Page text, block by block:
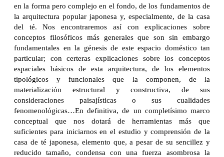
en la forma pero complejo en el fondo, de los fundamentos de
la arquitectura popular japonesa y, especialmente, de la casa
del té. Nos encontraremos así con explicaciones sobre
conceptos filosóficos más generales que son sin embargo
fundamentales en la génesis de este espacio doméstico tan
particular; con certeras explicaciones sobre los conceptos
espaciales básicos de esta arquitectura, de los elementos
tipológicos y funcionales que la componen, de la
materialización estructural y constructiva, de sus
consideraciones paisajísticas o sus cualidades
fenomenológicas…En definitiva, de un completísimo marco
conceptual que nos dotará de herramientas más que
suficientes para iniciarnos en el estudio y comprensión de la
casa de té japonesa, elemento que, a pesar de su sencillez y
reducido tamaño, condensa con una fuerza asombrosa la